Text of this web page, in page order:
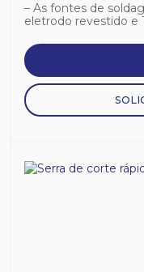
– As fontes de
eletrodo revestido e